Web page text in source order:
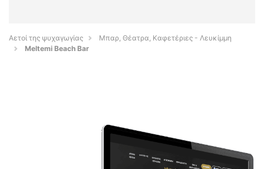
Αετοί της ψυχαγωγίας
Μπαρ, Θέατρα, Καφετέριες - Λευκίμμη
Meltemi Beach Bar